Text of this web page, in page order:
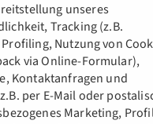
unseres
Tracking (z.B.
Nutzung von
via Online-Formular),
Kontaktanfragen und
per E-Mail oder
Marketing,